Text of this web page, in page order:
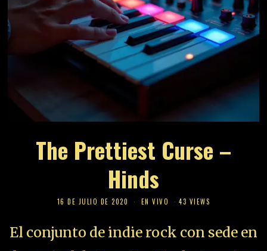
The Prettiest Curse –
Hinds
16 DE JULIO DE 2020 EN VIVO 43 VIEWS
El conjunto de indie rock con sede en